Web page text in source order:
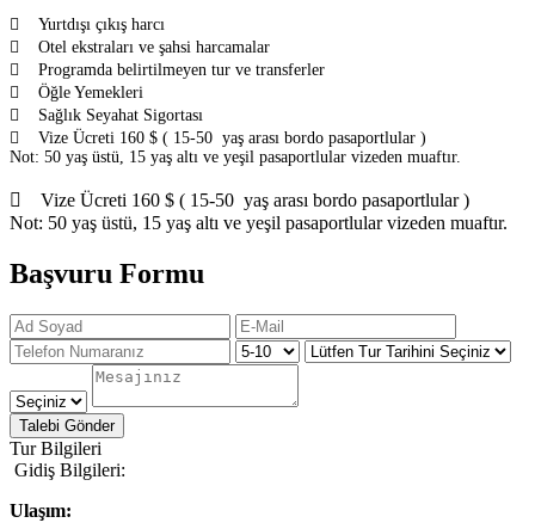
 Yurtdışı çıkış harcı
 Otel ekstraları ve şahsi harcamalar
 Programda belirtilmeyen tur ve transferler
 Öğle Yemekleri
 Sağlık Seyahat Sigortası
 Vize Ücreti 160 $ ( 15-50 yaş arası bordo pasaportlular )
Not: 50 yaş üstü, 15 yaş altı ve yeşil pasaportlular vizeden muaftır.
 Vize Ücreti 160 $ ( 15-50 yaş arası bordo pasaportlular )
Not: 50 yaş üstü, 15 yaş altı ve yeşil pasaportlular vizeden muaftır.
Başvuru Formu
Talebi Gönder
Tur Bilgileri
Gidiş Bilgileri:
Ulaşım: